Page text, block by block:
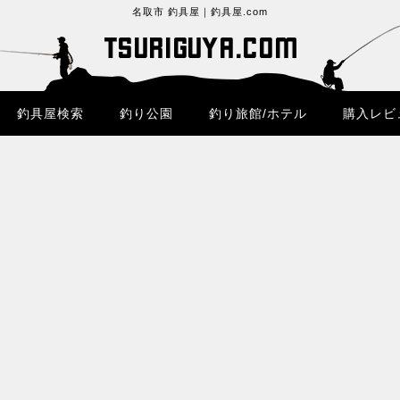
名取市 釣具屋｜釣具屋.com
釣具屋検索 釣り公園 釣り旅館/ホテル 購入レビ